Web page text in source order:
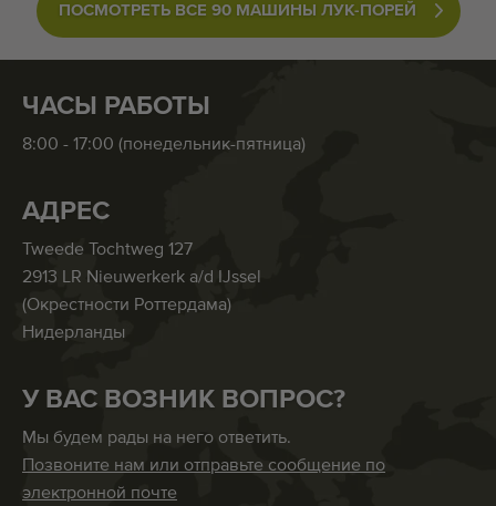
ПОСМОТРЕТЬ ВСЕ 90 МАШИНЫ ЛУК-ПОРЕЙ
ЧАСЫ РАБОТЫ
8:00 - 17:00 (понедельник-пятница)
АДРЕС
Tweede Tochtweg 127
2913 LR Nieuwerkerk a/d IJssel
(Окрестности Роттердама)
Нидерланды
У ВАС ВОЗНИК ВОПРОС?
Мы будем рады на него ответить.
Позвоните нам или отправьте сообщение по
электронной почте